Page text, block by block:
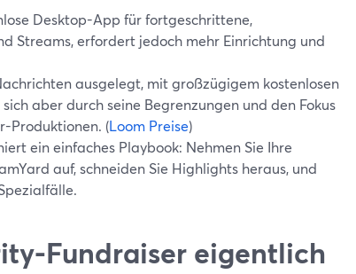
Desktop-App für fortgeschrittene,
Streams, erfordert jedoch mehr Einrichtung und
ausgelegt, mit großzügigem kostenlosen
aber durch seine Begrenzungen und den Fokus
Produktionen. (Loom Preise)
ein einfaches Playbook: Nehmen Sie Ihre
auf, schneiden Sie Highlights heraus, und
Fundraiser eigentlich